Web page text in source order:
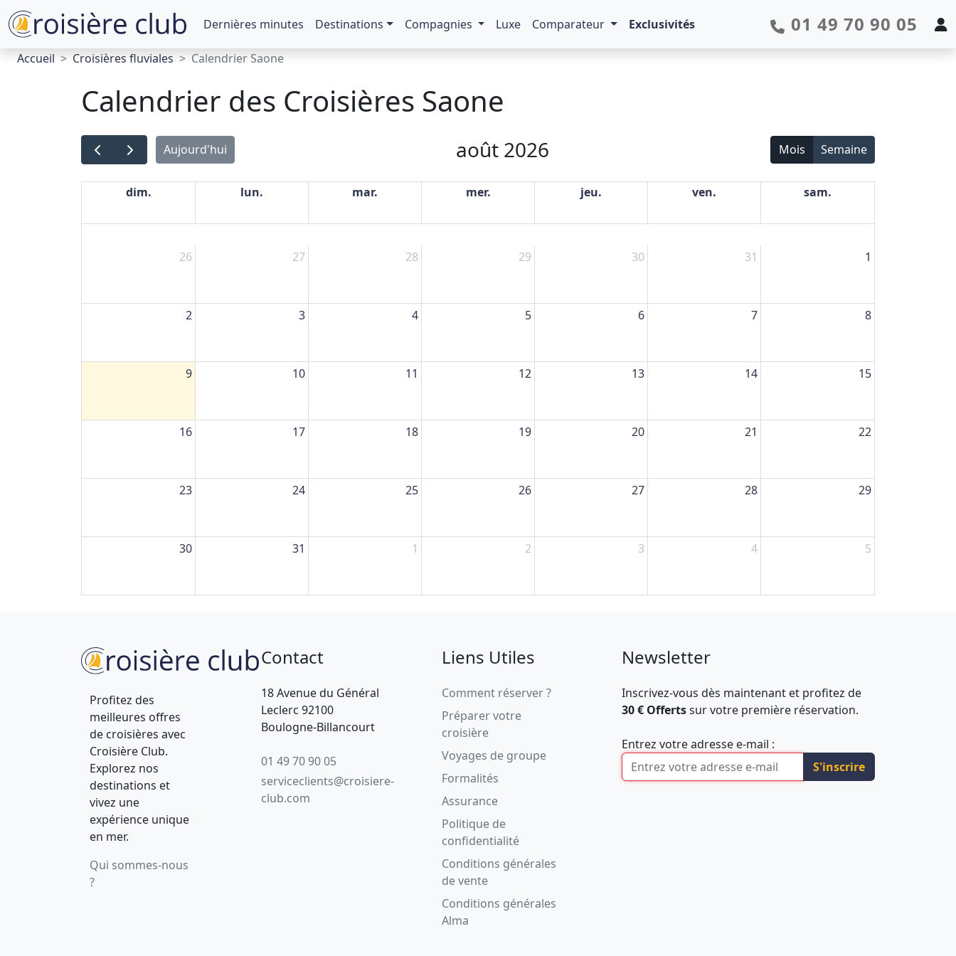
Dernières minutes Destinations Compagnies Luxe Comparateur Exclusivités 01 49 70 90 05
Accueil Croisières fluviales Calendrier Saone
Calendrier des Croisières Saone
Aujourd'hui août 2026 Mois Semaine
dim. lun. mar. mer. jeu. ven. sam.
26 27 28 29 30 31 1
2 3 4 5 6 7 8
9 10 11 12 13 14 15
16 17 18 19 20 21 22
23 24 25 26 27 28 29
30 31 1 2 3 4 5
Profitez des
meilleures offres
de croisières avec
Croisière Club.
Explorez nos
destinations et
vivez une
expérience unique
en mer.
Qui sommes-nous
?
Contact
18 Avenue du Général
Leclerc 92100
Boulogne-Billancourt
01 49 70 90 05
serviceclients@croisiere-
club.com
Liens Utiles
Comment réserver ?
Préparer votre
croisière
Voyages de groupe
Formalités
Assurance
Politique de
confidentialité
Conditions générales
de vente
Conditions générales
Alma
Newsletter
Inscrivez-vous dès maintenant et profitez de
30 € Offertssur votre première réservation.
Entrez votre adresse e-mail :
S'inscrire